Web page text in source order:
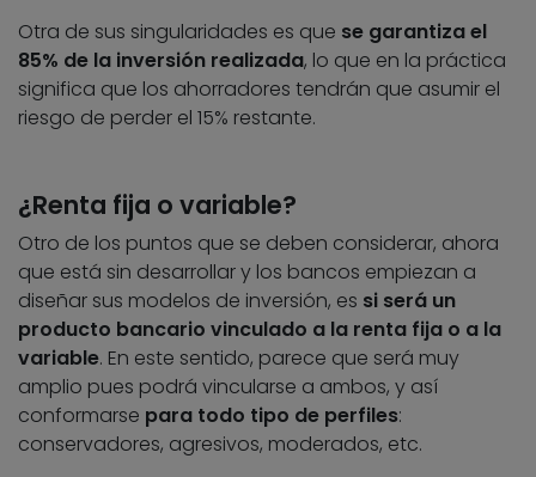
Otra de sus singularidades es que se garantiza el
85% de la inversión realizada, lo que en la práctica
significa que los ahorradores tendrán que asumir el
riesgo de perder el 15% restante.
¿Renta fija o variable?
Otro de los puntos que se deben considerar, ahora
que está sin desarrollar y los bancos empiezan a
diseñar sus modelos de inversión, es si será un
producto bancario vinculado a la renta fija o a la
variable. En este sentido, parece que será muy
amplio pues podrá vincularse a ambos, y así
conformarse para todo tipo de perfiles:
conservadores, agresivos, moderados, etc.